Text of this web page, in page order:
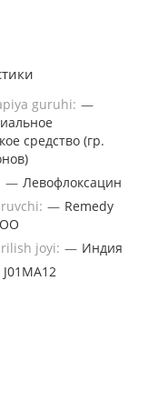
guruhi: —
средство (гр.
— Левофлоксацин
— Remedy
joyi: — Индия
J01MA12